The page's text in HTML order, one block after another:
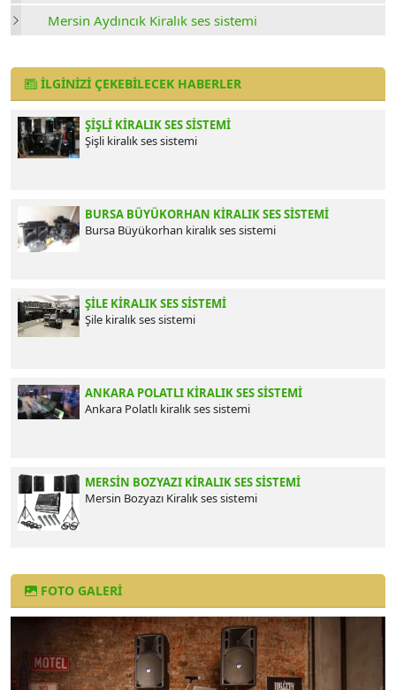
Mersin Aydıncık Kiralık ses sistemi
İLGINIZI ÇEKEBILECEK HABERLER
ŞIŞLI KIRALIK SES SISTEMI
Şişli kiralık ses sistemi
BURSA BÜYÜKORHAN KIRALIK SES SISTEMI
Bursa Büyükorhan kiralık ses sistemi
ŞILE KIRALIK SES SISTEMI
Şile kiralık ses sistemi
ANKARA POLATLI KIRALIK SES SISTEMI
Ankara Polatlı kiralık ses sistemi
MERSIN BOZYAZI KIRALIK SES SISTEMI
Mersin Bozyazı Kiralık ses sistemi
FOTO GALERI